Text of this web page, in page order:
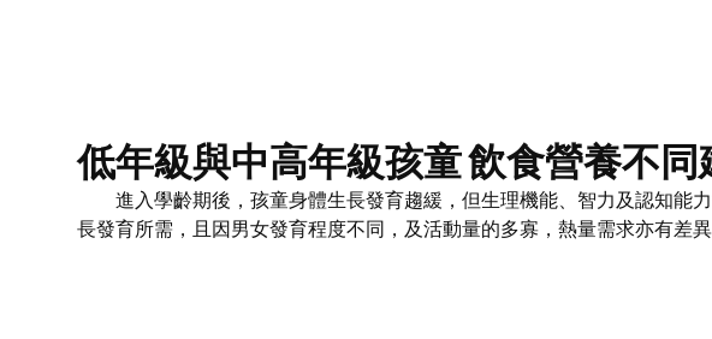
低年級與中高年級孩童 飲食營養不同
進入學齡期後，孩童身體生長發育趨緩，但生理機能、智力及認知能
長發育所需，且因男女發育程度不同，及活動量的多寡，熱量需求亦有差